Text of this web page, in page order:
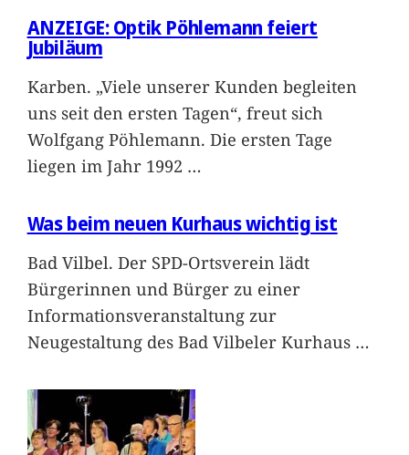
ANZEIGE: Optik Pöhlemann feiert
Jubiläum
Karben. „Viele unserer Kunden begleiten
uns seit den ersten Tagen“, freut sich
Wolfgang Pöhlemann. Die ersten Tage
liegen im Jahr 1992 …
Was beim neuen Kurhaus wichtig ist
Bad Vilbel. Der SPD-Ortsverein lädt
Bürgerinnen und Bürger zu einer
Informationsveranstaltung zur
Neugestaltung des Bad Vilbeler Kurhaus …